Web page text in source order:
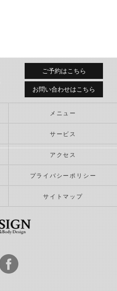
ご予約はこちら
お問い合わせはこちら
メニュー
サービス
アクセス
プライバシーポリシー
サイトマップ